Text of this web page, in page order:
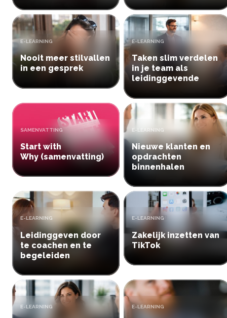
Nooit meer stilvallen
in een gesprek
TYPE:
E-LEARNING
Taken slim verdelen
in je team als
leidinggevende
TYPE:
E-LEARNING
Start with
Why (samenvatting)
TYPE:
SAMENVATTING
Nieuwe klanten en
opdrachten
binnenhalen
TYPE:
E-LEARNING
Leidinggeven door
te coachen en te
begeleiden
TYPE:
E-LEARNING
Zakelijk inzetten van
TikTok
TYPE:
E-LEARNING
TYPE:
E-LEARNING TYPE:
E-LEARNING